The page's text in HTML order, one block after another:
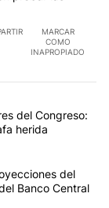
MARCAR
COMO
INAPROPIADO
en los
sigue en los
del Congreso:
herida
y dólar: cuáles
del
Banco Central